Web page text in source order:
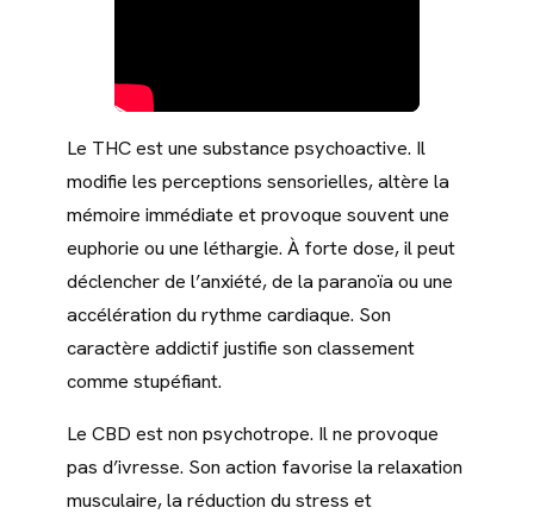
Le THC est une substance psychoactive. Il
modifie les perceptions sensorielles, altère la
mémoire immédiate et provoque souvent une
euphorie ou une léthargie. À forte dose, il peut
déclencher de l’anxiété, de la paranoïa ou une
accélération du rythme cardiaque. Son
caractère addictif justifie son classement
comme stupéfiant.
Le CBD est non psychotrope. Il ne provoque
pas d’ivresse. Son action favorise la relaxation
musculaire, la réduction du stress et